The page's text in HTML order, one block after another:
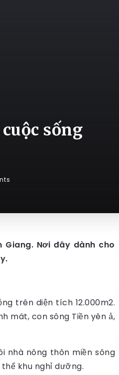
sống
Nơi đây dành cho
trên diện tích 12.000m2.
mát, con sông Tiền yên ả,
nhà nông thôn miền sông
khu nghỉ dưỡng.